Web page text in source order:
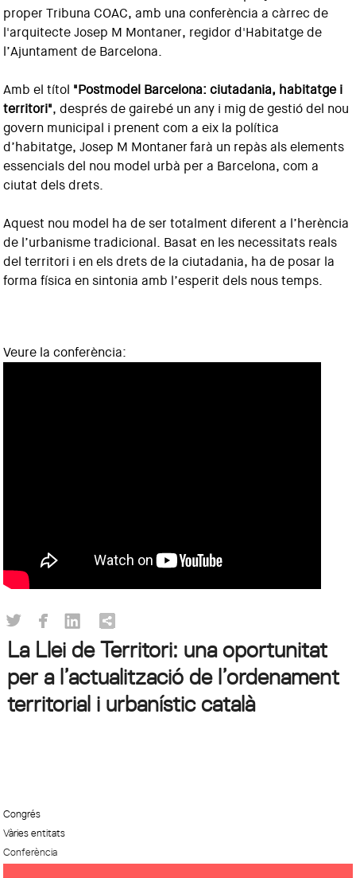
proper Tribuna COAC, amb una conferència a càrrec de
l'arquitecte Josep M Montaner, regidor d'Habitatge de
l’Ajuntament de Barcelona.
Amb el títol "Postmodel Barcelona: ciutadania, habitatge i
territori", després de gairebé un any i mig de gestió del nou
govern municipal i prenent com a eix la política
d’habitatge, Josep M Montaner farà un repàs als elements
essencials del nou model urbà per a Barcelona, com a
ciutat dels drets.
Aquest nou model ha de ser totalment diferent a l’herència
de l’urbanisme tradicional. Basat en les necessitats reals
del territori i en els drets de la ciutadania, ha de posar la
forma física en sintonia amb l’esperit dels nous temps.
Veure la conferència:
La Llei de Territori: una oportunitat
per a l’actualització de l’ordenament
territorial i urbanístic català
Congrés
Vàries entitats
Conferència